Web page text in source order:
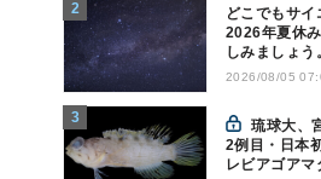
どこでもサ
2026年夏休
しみましょう
2026/08/05
琉球大、宮古島沖で世界
2例目・日本
レビアゴアマ